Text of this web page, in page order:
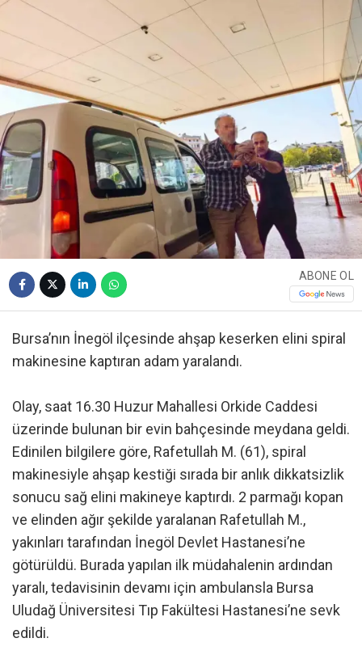
ABONE OL
Bursa’nın İnegöl ilçesinde ahşap keserken elini spiral
makinesine kaptıran adam yaralandı.
Olay, saat 16.30 Huzur Mahallesi Orkide Caddesi
üzerinde bulunan bir evin bahçesinde meydana geldi.
Edinilen bilgilere göre, Rafetullah M. (61), spiral
makinesiyle ahşap kestiği sırada bir anlık dikkatsizlik
sonucu sağ elini makineye kaptırdı. 2 parmağı kopan
ve elinden ağır şekilde yaralanan Rafetullah M.,
yakınları tarafından İnegöl Devlet Hastanesi’ne
götürüldü. Burada yapılan ilk müdahalenin ardından
yaralı, tedavisinin devamı için ambulansla Bursa
Uludağ Üniversitesi Tıp Fakültesi Hastanesi’ne sevk
edildi.